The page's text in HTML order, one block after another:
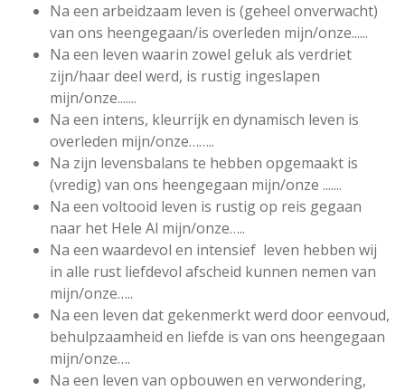
Na een arbeidzaam leven is (geheel onverwacht)
van ons heengegaan/is overleden mijn/onze......
Na een leven waarin zowel geluk als verdriet
zijn/haar deel werd, is rustig ingeslapen
mijn/onze.......
Na een intens, kleurrijk en dynamisch leven is
overleden mijn/onze……..
Na zijn levensbalans te hebben opgemaakt is
(vredig) van ons heengegaan mijn/onze .......
Na een voltooid leven is rustig op reis gegaan
naar het Hele Al mijn/onze…..
Na een waardevol en intensief leven hebben wij
in alle rust liefdevol afscheid kunnen nemen van
mijn/onze…..
Na een leven dat gekenmerkt werd door eenvoud,
behulpzaamheid en liefde is van ons heengegaan
mijn/onze….
Na een leven van opbouwen en verwondering,